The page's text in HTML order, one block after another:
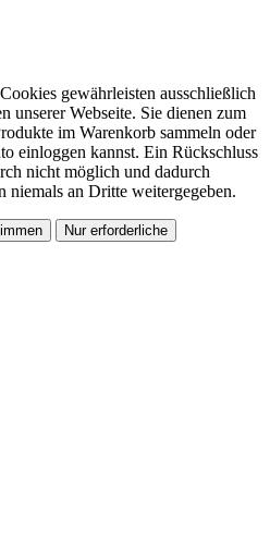
gewährleisten ausschließlich
unserer Webseite. Sie dienen zum
im Warenkorb sammeln oder
einloggen kannst. Ein Rückschluss
nicht möglich und dadurch
niemals an Dritte weitergegeben.
Nur erforderliche